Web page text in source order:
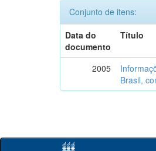
Conjunto de itens:
Data do
documento
Título
2005
Brasil,